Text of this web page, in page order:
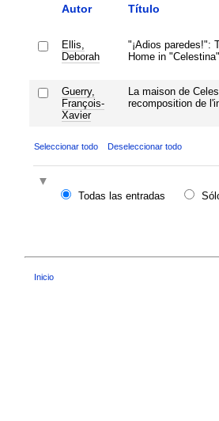
Autor Título
Ellis,
Deborah
"¡Adios paredes!":
Home in "Celestina"
Guerry,
François-
Xavier
La maison de
recomposition de
Seleccionar todo Deseleccionar todo
Todas las entradas
Inicio